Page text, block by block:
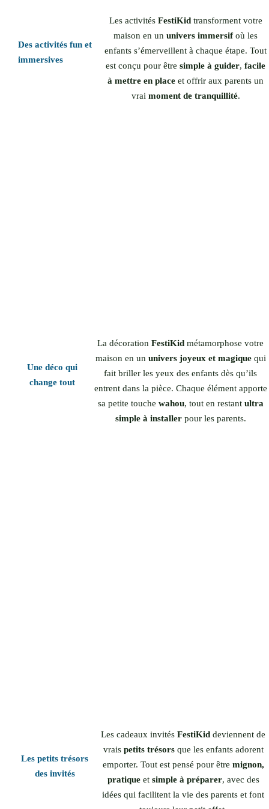
Des activités fun et
immersives
Les activités FestiKidtransforment votre
maison en ununivers immersifoù les
enfants s’émerveillent à chaque étape. Tout
est conçu pour êtresimple à guider,facile
à mettre en place et offrir aux parents un
vrai moment de tranquillité.
Une déco qui
change tout
La décorationFestiKid métamorphose votre
maison en un univers joyeux et magiquequi
fait briller les yeux des enfants dès qu’ils
entrent dans la pièce. Chaque élément apporte
sa petite touche wahou, tout en restant ultra
simple à installerpour les parents.
Les petits trésors
des invités
Les cadeaux invitésFestiKid deviennent de
vrais petits trésorsque les enfants adorent
emporter. Tout est pensé pour être mignon,
pratiqueet simple à préparer, avec des
idées qui facilitent la vie des parents et font